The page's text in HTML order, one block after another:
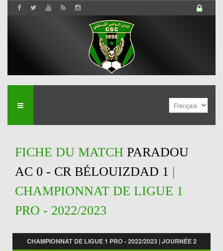
FICHE DU MATCH PARADOU
AC 0 - CR BÉLOUIZDAD 1 |
CHAMPIONNAT DE LIGUE 1
PRO - 2022/2023
CHAMPIONNAT DE LIGUE 1 PRO - 2022/2023 | JOURNÉE 2